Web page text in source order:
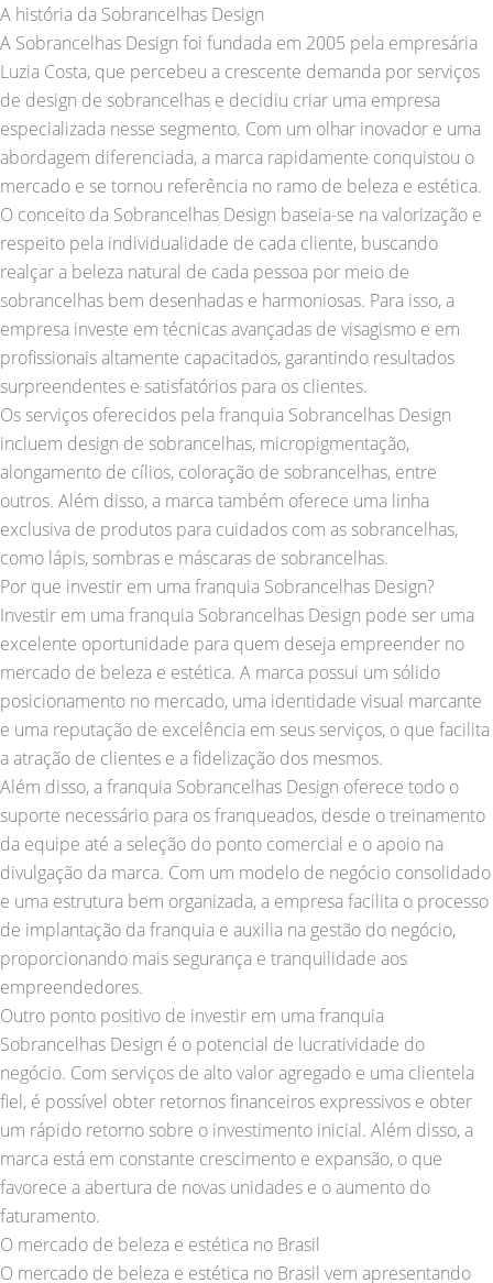
A história da Sobrancelhas Design
A Sobrancelhas Design foi fundada em 2005 pela empresária
Luzia Costa, que percebeu a crescente demanda por serviços
de design de sobrancelhas e decidiu criar uma empresa
especializada nesse segmento. Com um olhar inovador e uma
abordagem diferenciada, a marca rapidamente conquistou o
mercado e se tornou referência no ramo de beleza e estética.
O conceito da Sobrancelhas Design baseia-se na valorização e
respeito pela individualidade de cada cliente, buscando
realçar a beleza natural de cada pessoa por meio de
sobrancelhas bem desenhadas e harmoniosas. Para isso, a
empresa investe em técnicas avançadas de visagismo e em
profissionais altamente capacitados, garantindo resultados
surpreendentes e satisfatórios para os clientes.
Os serviços oferecidos pela franquia Sobrancelhas Design
incluem design de sobrancelhas, micropigmentação,
alongamento de cílios, coloração de sobrancelhas, entre
outros. Além disso, a marca também oferece uma linha
exclusiva de produtos para cuidados com as sobrancelhas,
como lápis, sombras e máscaras de sobrancelhas.
Por que investir em uma franquia Sobrancelhas Design?
Investir em uma franquia Sobrancelhas Design pode ser uma
excelente oportunidade para quem deseja empreender no
mercado de beleza e estética. A marca possui um sólido
posicionamento no mercado, uma identidade visual marcante
e uma reputação de excelência em seus serviços, o que facilita
a atração de clientes e a fidelização dos mesmos.
Além disso, a franquia Sobrancelhas Design oferece todo o
suporte necessário para os franqueados, desde o treinamento
da equipe até a seleção do ponto comercial e o apoio na
divulgação da marca. Com um modelo de negócio consolidado
e uma estrutura bem organizada, a empresa facilita o processo
de implantação da franquia e auxilia na gestão do negócio,
proporcionando mais segurança e tranquilidade aos
empreendedores.
Outro ponto positivo de investir em uma franquia
Sobrancelhas Design é o potencial de lucratividade do
negócio. Com serviços de alto valor agregado e uma clientela
fiel, é possível obter retornos financeiros expressivos e obter
um rápido retorno sobre o investimento inicial. Além disso, a
marca está em constante crescimento e expansão, o que
favorece a abertura de novas unidades e o aumento do
faturamento.
O mercado de beleza e estética no Brasil
O mercado de beleza e estética no Brasil vem apresentando